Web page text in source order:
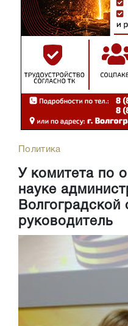
Политика
У комитета по
науке
Волгоградской
руководитель